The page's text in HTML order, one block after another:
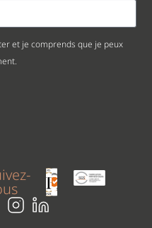
et je comprends que je peux